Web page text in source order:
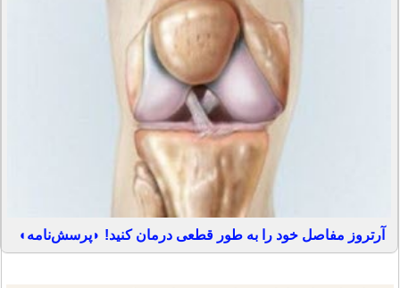
آرتروز مفاصل خود را به طور قطعی درمان کنید! ◗پرسش‌نامه◖